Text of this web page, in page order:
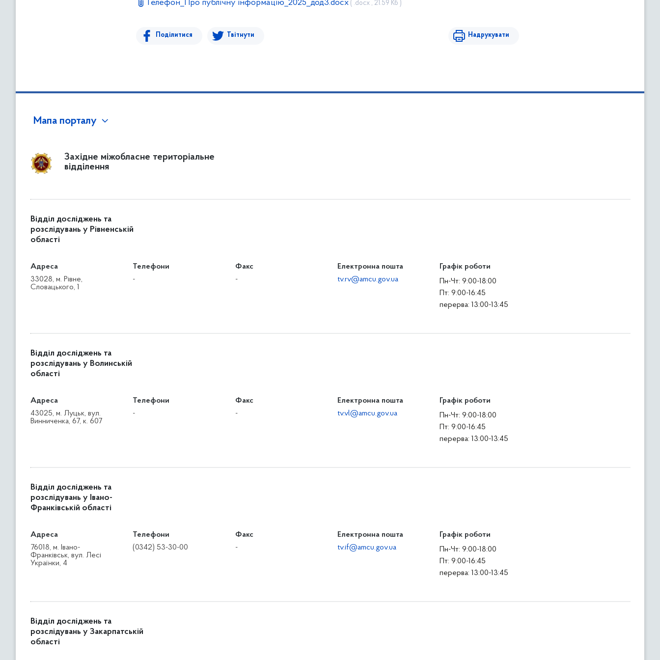
Телефон_Про публічну інформацію_2025_дод3.docx ( .docx , 21.59 Кб )
Поділитися Твітнути Надрукувати
Мапа порталу
Західне міжобласне територіальне
відділення
Відділ досліджень та
розслідувань у Рівненській
області
Адреса
33028, м. Рівне,
Словацького, 1
Телефони
-
Факс
-
Електронна пошта
tv.rv@amcu.gov.ua
Графік роботи
Пн-Чт: 9:00-18:00
Пт: 9:00-16:45
перерва: 13:00-13:45
Відділ досліджень та
розслідувань у Волинській
області
Адреса
43025, м. Луцьк, вул.
Винниченка, 67, к. 607
Телефони
-
Факс
-
Електронна пошта
tv.vl@amcu.gov.ua
Графік роботи
Пн-Чт: 9:00-18:00
Пт: 9:00-16:45
перерва: 13:00-13:45
Відділ досліджень та
розслідувань у Івано-
Франківській області
Адреса
76018, м. Івано-
Франківськ, вул. Лесі
Українки, 4
Телефони
(0342) 53-30-00
Факс
-
Електронна пошта
tv.if@amcu.gov.ua
Графік роботи
Пн-Чт: 9:00-18:00
Пт: 9:00-16:45
перерва: 13:00-13:45
Відділ досліджень та
розслідувань у Закарпатській
області